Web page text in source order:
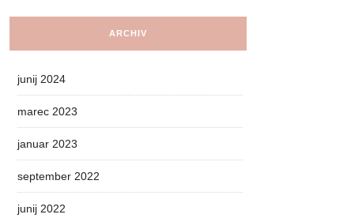
ARCHIV
junij 2024
marec 2023
januar 2023
september 2022
junij 2022